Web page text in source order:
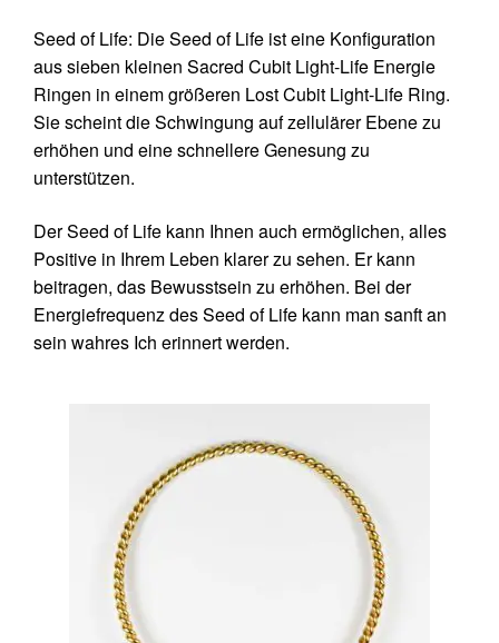
Seed of Life: Die Seed of Life ist eine Konfiguration
aus sieben kleinen Sacred Cubit Light-Life Energie
Ringen in einem größeren Lost Cubit Light-Life Ring.
Sie scheint die Schwingung auf zellulärer Ebene zu
erhöhen und eine schnellere Genesung zu
unterstützen.
Der Seed of Life kann Ihnen auch ermöglichen, alles
Positive in Ihrem Leben klarer zu sehen. Er kann
beitragen, das Bewusstsein zu erhöhen. Bei der
Energiefrequenz des Seed of Life kann man sanft an
sein wahres Ich erinnert werden.